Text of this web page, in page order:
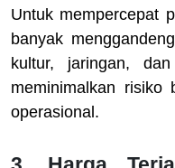
Untuk mempercepat
banyak
kultur, jaringan,
meminimalkan risiko
operasional.